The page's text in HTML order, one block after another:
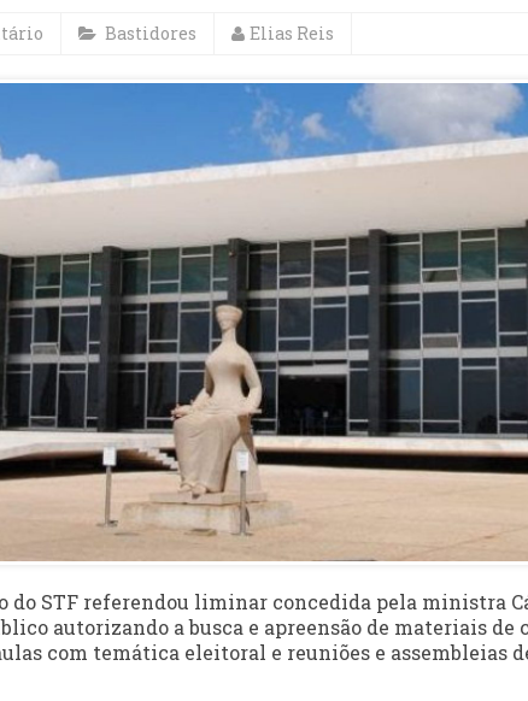
Bastidores Elias Reis
do STF referendou liminar concedida pela ministra
autorizando a busca e apreensão de materiais
com temática eleitoral e reuniões e assembleias